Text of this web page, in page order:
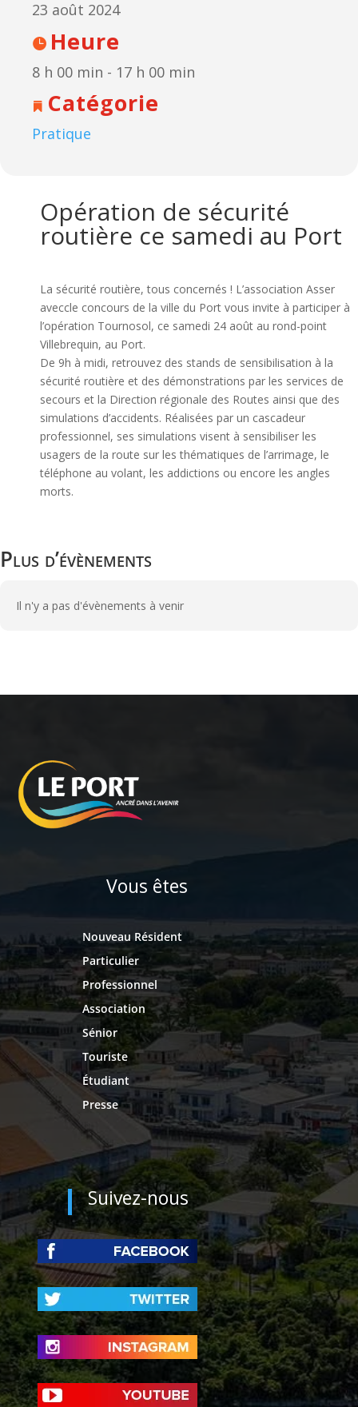
23 août 2024
Heure
8 h 00 min - 17 h 00 min
Catégorie
Pratique
Opération de sécurité
routière ce samedi au Port
La sécurité routière, tous concernés ! L’association Asser
aveccle concours de la ville du Port vous invite à participer à
l’opération Tournosol, ce samedi 24 août au rond-point
Villebrequin, au Port.
De 9h à midi, retrouvez des stands de sensibilisation à la
sécurité routière et des démonstrations par les services de
secours et la Direction régionale des Routes ainsi que des
simulations d’accidents. Réalisées par un cascadeur
professionnel, ses simulations visent à sensibiliser les
usagers de la route sur les thématiques de l’arrimage, le
téléphone au volant, les addictions ou encore les angles
morts.
Plus d’évènements
Il n'y a pas d'évènements à venir
Vous êtes
Nouveau Résident
Particulier
Professionnel
Association
Sénior
Touriste
Étudiant
Presse
Suivez-nous